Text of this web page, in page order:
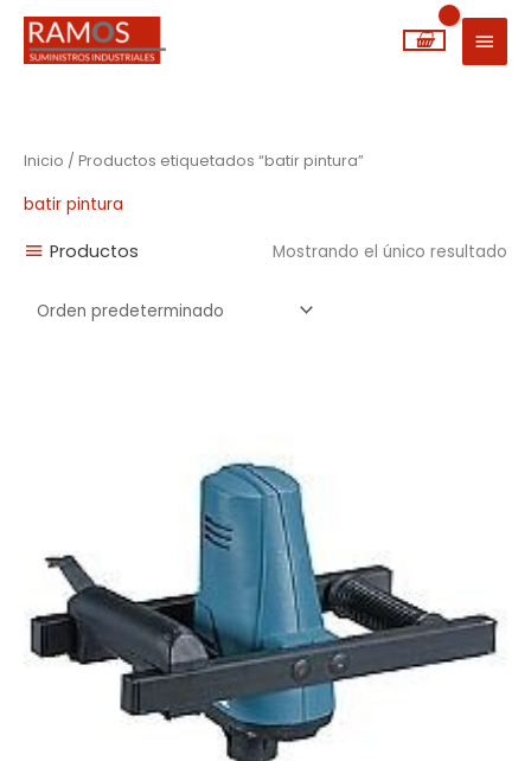
MENÚ
Inicio / Productos etiquetados “batir pintura”
batir pintura
Productos Mostrando el único resultado